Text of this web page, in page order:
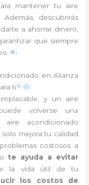
mantener tu aire
descubrirás
a ahorrar dinero,
que siempre
en Alianza
ti?
y un aire
volverse una
acondicionado
mejora tu calidad
costosos a
te ayuda a evitar
la vida útil de tu
los costos de